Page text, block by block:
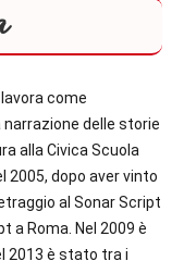
come
narrazione delle storie
alla Civica Scuola
2005, dopo aver vinto
al Sonar Script
a Roma. Nel 2009 è
2013 è stato tra i